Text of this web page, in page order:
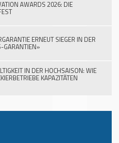
AWARDS 2026: DIE
ERNEUT SIEGER IN DER
GARANTIEN»
IN DER HOCHSAISON: WIE
KAPAZITÄTEN